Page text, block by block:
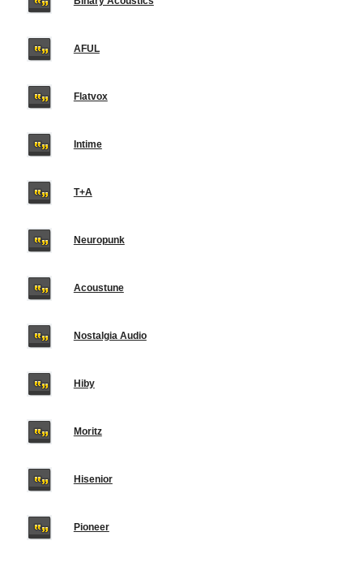
AFUL
Flatvox
Intime
T+A
Neuropunk
Acoustune
Nostalgia Audio
Hiby
Moritz
Hisenior
Pioneer